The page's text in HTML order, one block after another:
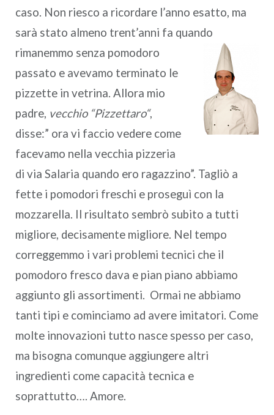
caso. Non riesco a ricordare l’anno esatto, ma
sarà stato almeno trent’anni fa quando
rimanemmo senza pomodoro
passato e avevamo terminato le
pizzette in vetrina. Allora mio
padre, vecchio “Pizzettaro“,
disse:” ora vi faccio vedere come
facevamo nella vecchia pizzeria
di via Salaria quando ero ragazzino”. Tagliò a
fette i pomodori freschi e proseguì con la
mozzarella. Il risultato sembrò subito a tutti
migliore, decisamente migliore. Nel tempo
correggemmo i vari problemi tecnici che il
pomodoro fresco dava e pian piano abbiamo
aggiunto gli assortimenti. Ormai ne abbiamo
tanti tipi e cominciamo ad avere imitatori. Come
molte innovazioni tutto nasce spesso per caso,
ma bisogna comunque aggiungere altri
ingredienti come capacità tecnica e
soprattutto…. Amore.